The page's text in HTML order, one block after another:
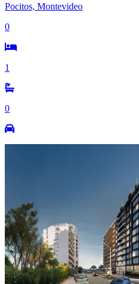
Pocitos, Montevideo
0
1
0